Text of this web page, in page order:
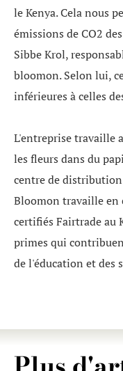
le Kenya. Cela nous
émissions de CO2
Sibbe Krol,
bloomon. Selon lui,
inférieures à celles
L'entreprise travaille
les fleurs dans du
centre de
Bloomon travaille en
certifiés Fairtrade au
primes qui
de l'éducation et des